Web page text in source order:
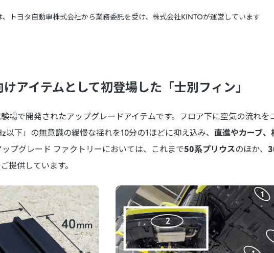
トヨタ自動車株式会社から業務委託を受け、株式会社KINTOが運営しています
アイテムとして初登場した「士別フィン」
場で開発されたアップグレードアイテムです。フロア下に空気の流れ
下」の無意識の緩慢な揺れを10分の1ほどに抑え込み、 直進やカーブ
ップグレード ファクトリーにおいては、これまで50系プリウスのほか、
提供しています。